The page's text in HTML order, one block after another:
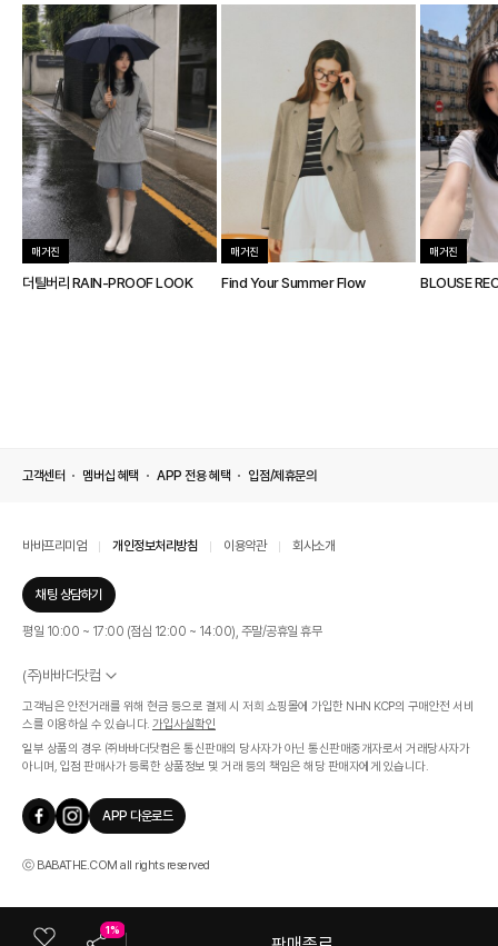
매거진
더틸버리 RAIN-PROOF LOOK
매거진
Find Your Summer Flow
매거진
BLOUSE
1%
고객센터 멤버십 혜택 APP 전용 혜택 입점/제휴문의
바바프리미엄 개인정보처리방침 이용약관 회사소개
채팅 상담하기
평일 10:00 ~ 17:00 (점심 12:00 ~ 14:00), 주말/공휴일 휴무
(주)바바더닷컴
서울특별시 서초구 신반포로 339, 논현빌딩 (대표이사 : 문인식)
사업자 등록번호 569-86-01308
통신판매업신고번호 제 2019 - 서울 서초 - 1268호
개인정보관리책임자 : 김효영
인증범위
온라인 쇼핑몰 서비스(바바더닷컴)
유효기간
2024.07.17 ~ 2027.07.16
고객님은 안전거래를 위해 현금 등으로 결제 시 저희 쇼핑몰에 가입한 NHN KCP의 구매안전 서비
스를 이용하실 수 있습니다. 가입사실확인
일부 상품의 경우 ㈜바바더닷컴은 통신판매의 당사자가 아닌 통신판매중개자로서 거래당사자가
아니며, 입점 판매사가 등록한 상품정보 및 거래 등의 책임은 해당 판매자에게 있습니다.
APP 다운로드
ⓒ BABATHE.COM all rights reserved